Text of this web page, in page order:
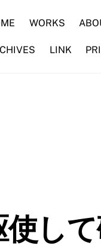
WORKS
LINK
し